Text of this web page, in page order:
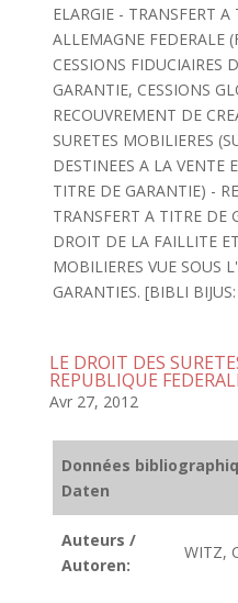
ELARGIE - TRANSFERT
ALLEMAGNE FEDERALE
CESSIONS FIDUCIAIRES
GARANTIE, CESSIONS
RECOUVREMENT DE
SURETES MOBILIERES
DESTINEES A LA VENTE
TITRE DE GARANTIE) -
TRANSFERT A TITRE DE
DROIT DE LA FAILLITE
MOBILIERES VUE SOUS
GARANTIES. [BIBLI
LE DROIT DES
REPUBLIQUE
Avr 27, 2012
Données
Daten
Auteurs /
Autoren:
WITZ,